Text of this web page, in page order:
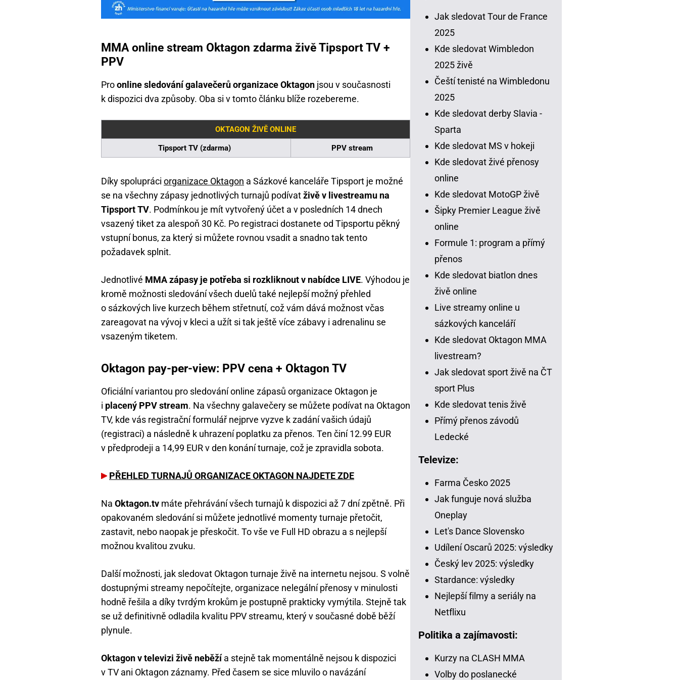
MMA online stream Oktagon zdarma živě Tipsport TV +
PPV
Proonline sledování galavečerů organizace Oktagon jsou v současnosti
k dispozici dva způsoby. Oba si v tomto článku blíže rozebereme.
OKTAGON ŽIVĚ ONLINE
Tipsport TV (zdarma) PPV stream
Díky spolupráci organizace Oktagon a Sázkové kanceláře Tipsport je možné
se na všechny zápasy jednotlivých turnajů podívatživě v livestreamu na
Tipsport TV. Podmínkou je mít vytvořený účet a v posledních 14 dnech
vsazený tiket za alespoň 30 Kč. Po registraci dostanete od Tipsportu pěkný
vstupní bonus, za který si můžete rovnou vsadit a snadno tak tento
požadavek splnit.
Jednotlivé MMA zápasy je potřeba si rozkliknout v nabídce LIVE. Výhodou je
kromě možnosti sledování všech duelů také nejlepší možný přehled
o sázkových live kurzech během střetnutí, což vám dává možnost včas
zareagovat na vývoj v kleci a užít si tak ještě více zábavy i adrenalinu se
vsazeným tiketem.
Oktagon pay-per-view: PPV cena + Oktagon TV
Oficiální variantou pro sledování online zápasů organizace Oktagon je
i placený PPV stream. Na všechny galavečery se můžete podívat na Oktagon
TV, kde vás registrační formulář nejprve vyzve k zadání vašich údajů
(registraci) a následně k uhrazení poplatku za přenos. Ten činí 12.99 EUR
v předprodeji a 14,99 EUR v den konání turnaje, což je zpravidla sobota.
PŘEHLED TURNAJŮ ORGANIZACE OKTAGON NAJDETE ZDE
Na Oktagon.tv máte přehrávání všech turnajů k dispozici až 7 dní zpětně. Při
opakovaném sledování si můžete jednotlivé momenty turnaje přetočit,
zastavit, nebo naopak je přeskočit. To vše ve Full HD obrazu a s nejlepší
možnou kvalitou zvuku.
Další možnosti, jak sledovat Oktagon turnaje živě na internetu nejsou. S volně
dostupnými streamy nepočítejte, organizace nelegální přenosy v minulosti
hodně řešila a díky tvrdým krokům je postupně prakticky vymýtila. Stejně tak
se už definitivně odladila kvalitu PPV streamu, který v současné době běží
plynule.
Oktagon v televizi živě neběží a stejně tak momentálně nejsou k dispozici
v TV ani Oktagon záznamy. Před časem se sice mluvilo o navázání
Jak sledovat Tour de France
2025
Kde sledovat Wimbledon
2025 živě
Čeští tenisté na Wimbledonu
2025
Kde sledovat derby Slavia -
Sparta
Kde sledovat MS v hokeji
Kde sledovat živé přenosy
online
Kde sledovat MotoGP živě
Šipky Premier League živě
online
Formule 1: program a přímý
přenos
Kde sledovat biatlon dnes
živě online
Live streamy online u
sázkových kanceláří
Kde sledovat Oktagon MMA
livestream?
Jak sledovat sport živě na ČT
sport Plus
Kde sledovat tenis živě
Přímý přenos závodů
Ledecké
Televize:
Farma Česko 2025
Jak funguje nová služba
Oneplay
Let's Dance Slovensko
Udílení Oscarů 2025: výsledky
Český lev 2025: výsledky
Stardance: výsledky
Nejlepší filmy a seriály na
Netflixu
Politika a zajímavosti:
Kurzy na CLASH MMA
Volby do poslanecké